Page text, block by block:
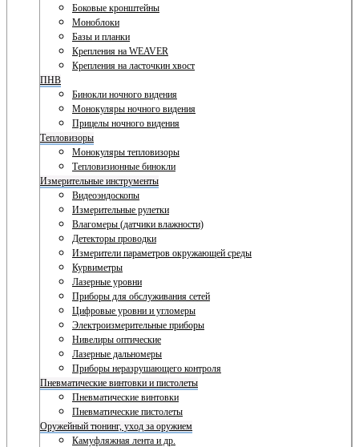
Боковые кронштейны
Моноблоки
Базы и планки
Крепления на WEAVER
Крепления на ласточкин хвост
ПНВ
Бинокли ночного видения
Монокуляры ночного видения
Прицелы ночного видения
Тепловизоры
Монокуляры тепловизоры
Тепловизионные бинокли
Измерительные инструменты
Видеоэндоскопы
Измерительные рулетки
Влагомеры (датчики влажности)
Детекторы проводки
Измерители параметров окружающей среды
Курвиметры
Лазерные уровни
Приборы для обслуживания сетей
Цифровые уровни и угломеры
Электроизмерительные приборы
Нивелиры оптические
Лазерные дальномеры
Приборы неразрушающего контроля
Пневматические винтовки и пистолеты
Пневматические винтовки
Пневматические пистолеты
Оружейный тюнинг, уход за оружием
Камуфляжная лента и др.